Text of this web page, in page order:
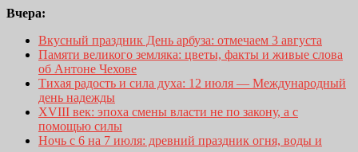
Вчера:
Вкусный праздник День арбуза: отмечаем 3 августа
Памяти великого земляка: цветы, факты и живые слова
об Антоне Чехове
Тихая радость и сила духа: 12 июля — Международный
день надежды
XVIII век: эпоха смены власти не по закону, а с
помощью силы
Ночь с 6 на 7 июля: древний праздник огня, воды и